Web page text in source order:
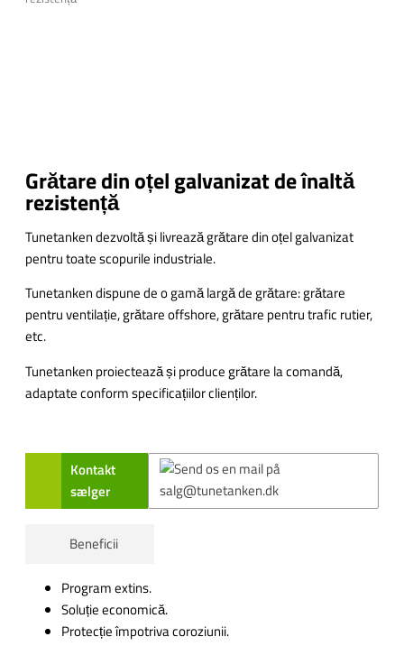
Grătare din oțel galvanizat de înaltă
rezistență
Tunetanken dezvoltă și livrează grătare din oțel galvanizat
pentru toate scopurile industriale.
Tunetanken dispune de o gamă largă de grătare: grătare
pentru ventilație, grătare offshore, grătare pentru trafic rutier,
etc.
Tunetanken proiectează și produce grătare la comandă,
adaptate conform specificațiilor clienților.
Kontakt
sælger
Beneficii
Program extins.
Soluție economică.
Protecție împotriva coroziunii.